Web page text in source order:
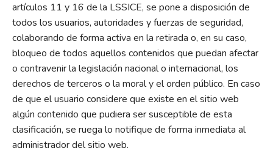
artículos 11 y 16 de la LSSICE, se pone a disposición de
todos los usuarios, autoridades y fuerzas de seguridad,
colaborando de forma activa en la retirada o, en su caso,
bloqueo de todos aquellos contenidos que puedan afectar
o contravenir la legislación nacional o internacional, los
derechos de terceros o la moral y el orden público. En caso
de que el usuario considere que existe en el sitio web
algún contenido que pudiera ser susceptible de esta
clasificación, se ruega lo notifique de forma inmediata al
administrador del sitio web.